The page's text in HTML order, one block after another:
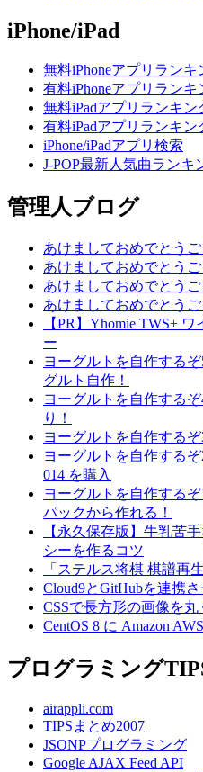
iPhone/iPad
無料iPhoneアプリランキ
有料iPhoneアプリランキ
無料iPadアプリランキン
有料iPadアプリランキン
iPhone/iPadアプリ検索
J-POP最新人気曲ランキ
管理人ブログ
あけましておめでとう
あけましておめでとう
あけましておめでとう
あけましておめでとう
【PR】Yhomie TWS+
ー
ヨーグルトを自作する
グルト自作！
ヨーグルトを自作する
り！
ヨーグルトを自作する
ヨーグルトを自作する
014 を購入
ヨーグルトを自作する
パックから作れる！
【永久保存版】牛乳苦
シーを作るコツ
「ステルス将棋 棋譜再
Cloud9とGitHubを連携さ
CSSで長方形の画像を
CentOS 8 に Amazon
プログラミング
airappli.com
TIPSまとめ2007
JSONPプログラミング
Google AJAX Feed API